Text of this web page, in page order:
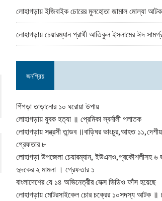
লোহাগড়ায় ইজিবাইক চোরের মুলহোতা জামাল মোল্যা আটক
লোহাগড়ায় চেয়ারম্যান প্রার্থী আতিকুল ইসলামের ঈদ
জনপ্রিয়
পিঁপড়া তাড়ানোর ১০ ঘরোয়া উপায়
লোহাগড়ায় যুবক হত্যা ॥ প্রেমিকা স্বর্নালী পলাতক
লোহাগড়ায় সন্ত্রসী তান্ডব ॥বাড়িঘর ভাংচুর,আহত
গ্রেফতার ৮
লোহাগড়া উপজেলা চেয়ারম্যান, ইউএনও,প্রকৌশলীসহ ৬
দুদকের ২ মামলা । গ্রেফতার ১
বাংলাদেশের যে ১৪ অভিনেত্রীর সেক্স ভিডিও ফাঁস হয়েছে
লোহাগড়ায় মোটরসাইকেল চোর চক্রের ১০সদস্য আটক ॥